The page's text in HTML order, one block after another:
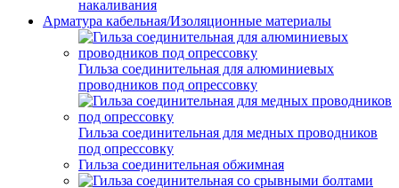
накаливания
Арматура кабельная/Изоляционные материалы
Гильза соединительная для алюминиевых
проводников под опрессовку
Гильза соединительная для медных проводников
под опрессовку
Гильза соединительная обжимная